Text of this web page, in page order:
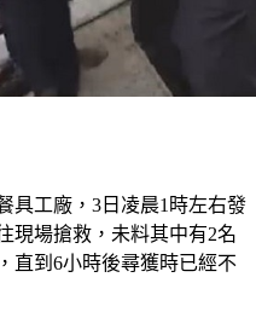
具工廠，3日凌晨1時左右發
現場搶救，未料其中有2名
直到6小時後尋獲時已經不